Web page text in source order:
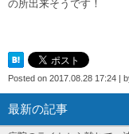
の所出来そうです！
Posted on 2017.08.28 17:24
最新の記事